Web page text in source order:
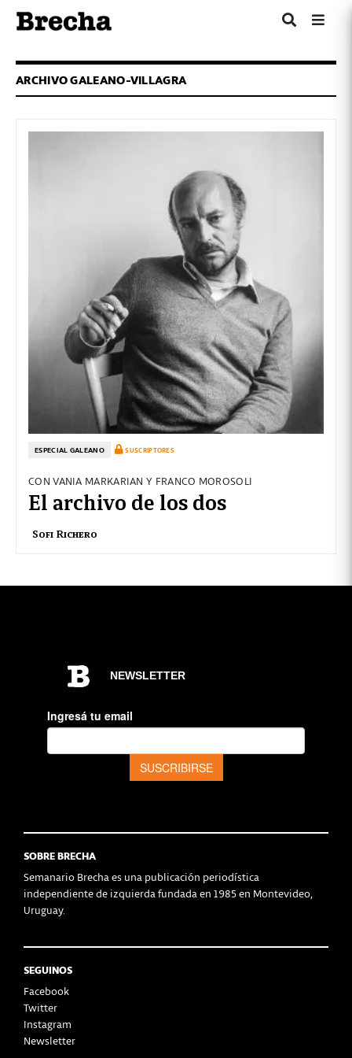
ARCHIVO GALEANO-VILLAGRA
ESPECIAL GALEANO SUSCRIPTORES
CON VANIA MARKARIAN Y FRANCO MOROSOLI
El archivo de los dos
Sofi Richero
SOBRE BRECHA
Semanario Brecha es una publicación periodística
independiente de izquierda fundada en 1985 en Montevideo,
Uruguay.
SEGUINOS
Facebook
Twitter
Instagram
Newsletter